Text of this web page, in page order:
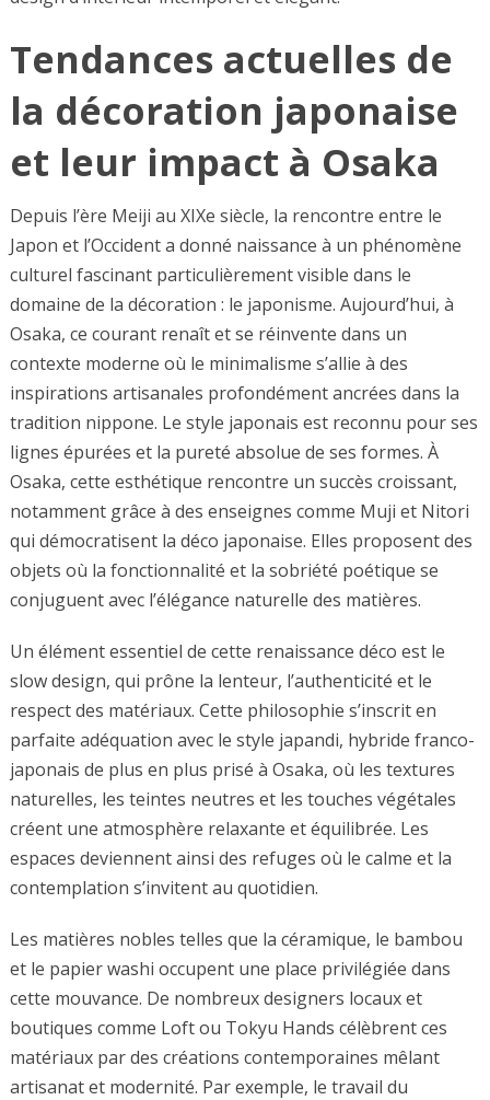
Tendances actuelles de
la décoration japonaise
et leur impact à Osaka
Depuis l’ère Meiji au XIXe siècle, la rencontre entre le
Japon et l’Occident a donné naissance à un phénomène
culturel fascinant particulièrement visible dans le
domaine de la décoration : le japonisme. Aujourd’hui, à
Osaka, ce courant renaît et se réinvente dans un
contexte moderne où le minimalisme s’allie à des
inspirations artisanales profondément ancrées dans la
tradition nippone. Le style japonais est reconnu pour ses
lignes épurées et la pureté absolue de ses formes. À
Osaka, cette esthétique rencontre un succès croissant,
notamment grâce à des enseignes comme Muji et Nitori
qui démocratisent la déco japonaise. Elles proposent des
objets où la fonctionnalité et la sobriété poétique se
conjuguent avec l’élégance naturelle des matières.
Un élément essentiel de cette renaissance déco est le
slow design, qui prône la lenteur, l’authenticité et le
respect des matériaux. Cette philosophie s’inscrit en
parfaite adéquation avec le style japandi, hybride franco-
japonais de plus en plus prisé à Osaka, où les textures
naturelles, les teintes neutres et les touches végétales
créent une atmosphère relaxante et équilibrée. Les
espaces deviennent ainsi des refuges où le calme et la
contemplation s’invitent au quotidien.
Les matières nobles telles que la céramique, le bambou
et le papier washi occupent une place privilégiée dans
cette mouvance. De nombreux designers locaux et
boutiques comme Loft ou Tokyu Hands célèbrent ces
matériaux par des créations contemporaines mêlant
artisanat et modernité. Par exemple, le travail du